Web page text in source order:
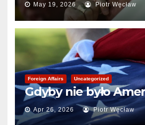
May 19, 2026 Piotr Węcław
Foreign Affairs Uncategorized
Gdyby nie było
Apr 26, 2026 Piotr Węcław